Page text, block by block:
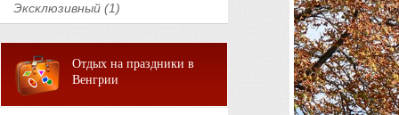
Эксклюзивный (1)
Отдых на праздники в
Венгрии